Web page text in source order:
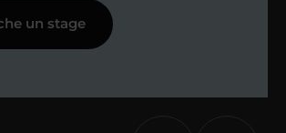
le travail et les progrès
un stage